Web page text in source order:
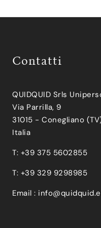
Contatti
QUIDQUID Srls
Via Parrilla, 9
31015 - Conegliano
Italia
T: +39 375 5602855
T: +39 329 9298985
Email :